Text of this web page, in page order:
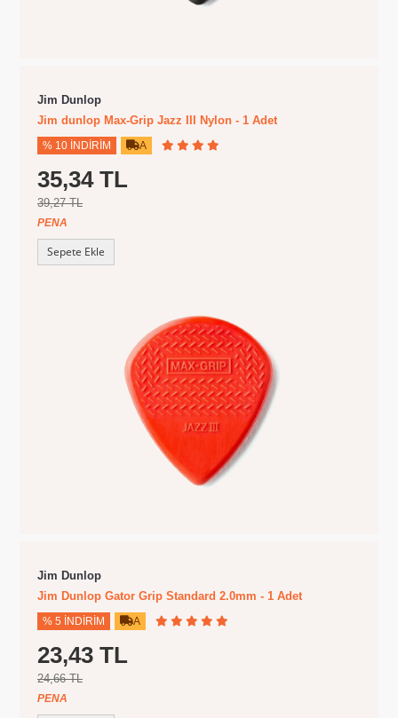
Jim Dunlop
Jim dunlop Max-Grip Jazz III Nylon - 1 Adet
% 10 İNDIRIM A
35,34 TL
39,27 TL
PENA
Sepete Ekle
Jim Dunlop
Jim Dunlop Gator Grip Standard 2.0mm - 1 Adet
% 5 İNDIRIM A
23,43 TL
24,66 TL
PENA